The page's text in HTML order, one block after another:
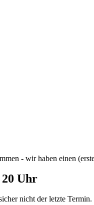
- wir haben einen
Uhr
nicht der letzte